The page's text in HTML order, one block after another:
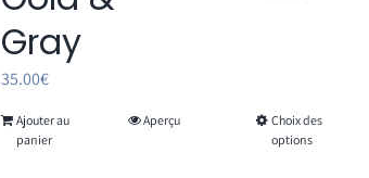
Gray
35.00€
Ajouter au
panier
Aperçu
Choix des
options